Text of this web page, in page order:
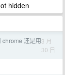
hidden
chrome 还是用3 月
30 日